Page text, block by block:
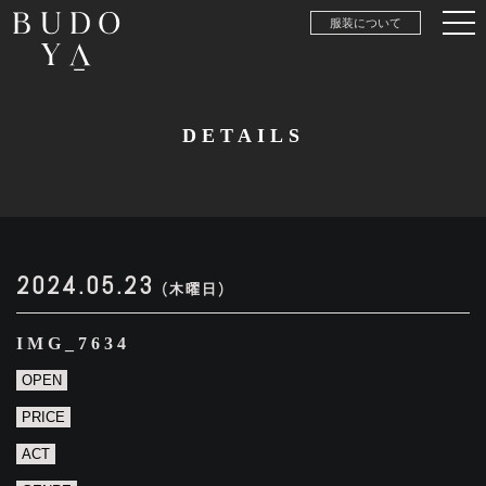
服装について
DETAILS
2024.05.23 (木曜日)
IMG_7634
OPEN
PRICE
ACT